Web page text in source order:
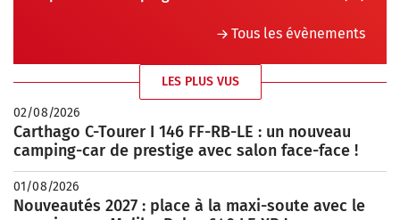
Tous les évènements
LES PLUS VUS
02/08/2026
Carthago C-Tourer I 146 FF-RB-LE : un nouveau
camping-car de prestige avec salon face-face !
01/08/2026
Nouveautés 2027 : place à la maxi-soute avec le